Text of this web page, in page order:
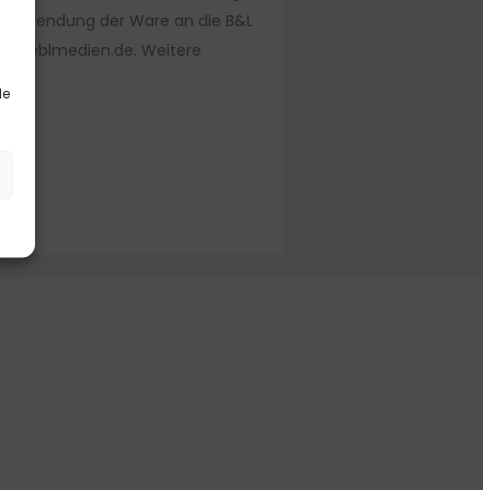
der Ware an die B&L
Weitere